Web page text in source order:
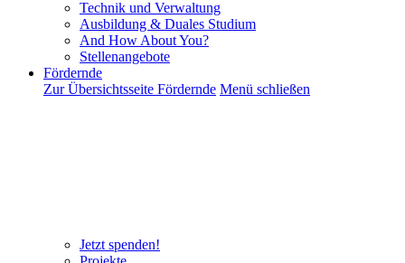
Technik und Verwaltung
Ausbildung & Duales Studium
And How About You?
Stellenangebote
Fördernde
Zur Übersichtsseite Fördernde Menü schließen
Jetzt spenden!